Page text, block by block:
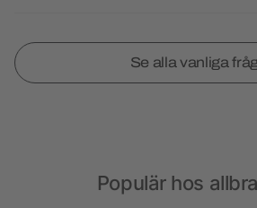
Se alla vanliga
Populär hos